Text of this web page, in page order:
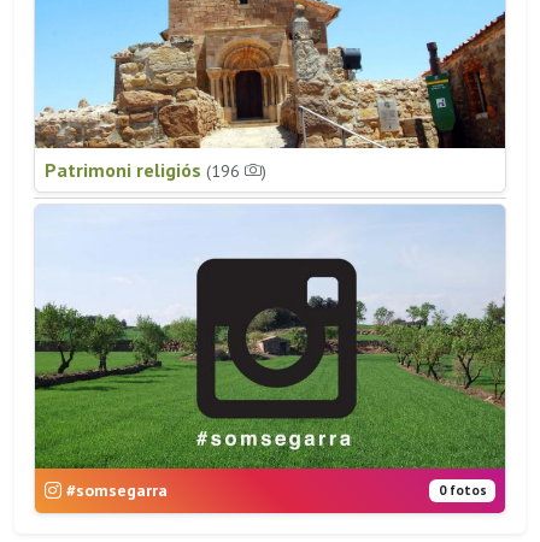
Patrimoni religiós (196 )
#somsegarra 0 fotos